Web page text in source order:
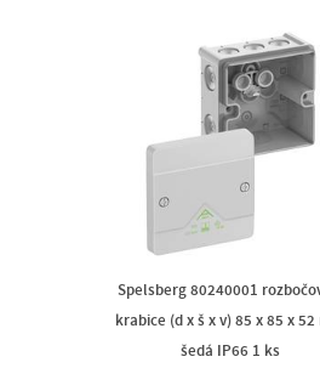
Spelsberg 80240001
krabice (d x š x v) 85 x 85 x 52
šedá IP66 1 ks